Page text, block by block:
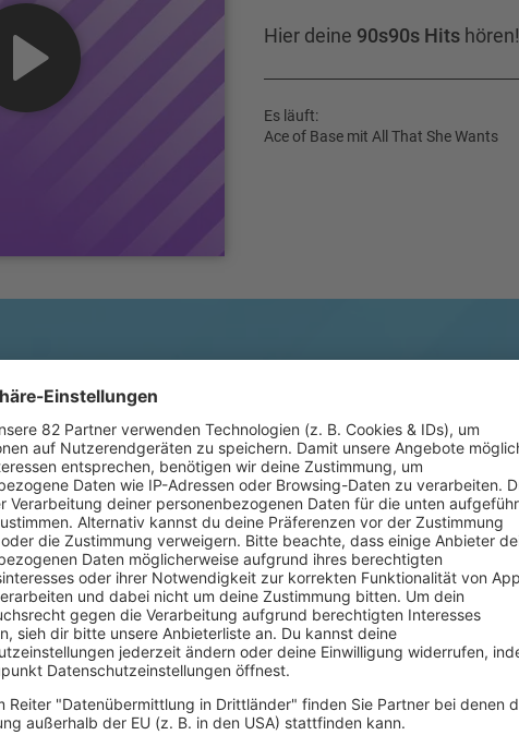
Hier deine 90s90s Hits hören!
Es läuft:
Ace of Base mit All That She Wants
facebook.com/EmiliaMitiku/photos
auch ihre Stimme
wurde sie von dem
1998 war sie
der Charts. Doch an